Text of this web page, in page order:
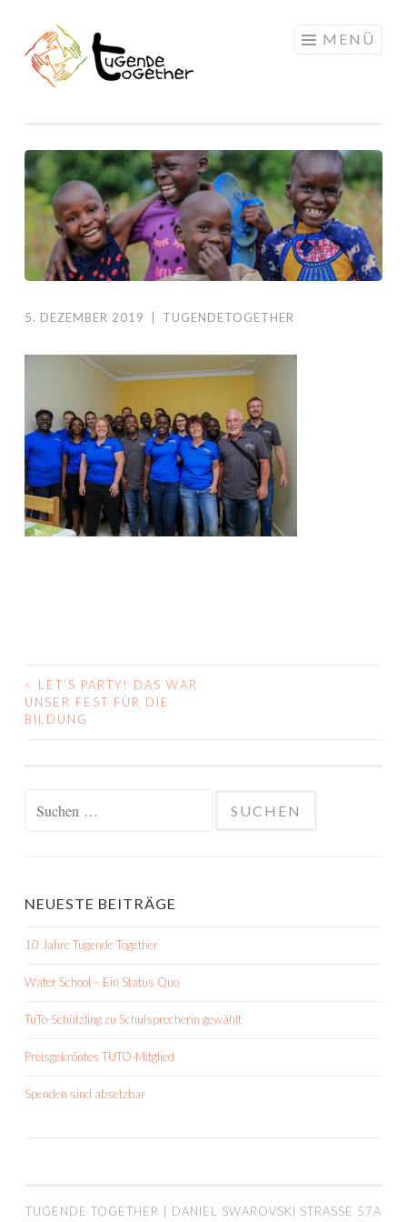
Springe
zum
Inhalt
MENÜ
5. DEZEMBER 2019 TUGENDETOGETHER
BEITRAGS-
NAVIGATION
<
LET’S PARTY! DAS WAR
UNSER FEST FÜR DIE
BILDUNG
NEUESTE BEITRÄGE
10 Jahre Tugende Together
Water School – Ein Status Quo
TuTo-Schützling zu Schulsprecherin gewählt
Preisgekröntes TUTO-Mitglied
Spenden sind absetzbar
TUGENDE TOGETHER | DANIEL SWAROVSKI STRASSE 57A |